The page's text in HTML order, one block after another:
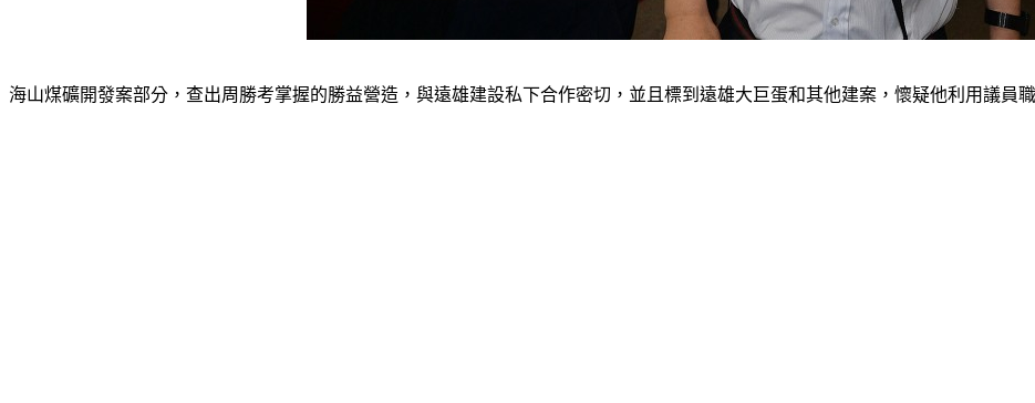
海山煤礦開發案部分，查出周勝考掌握的勝益營造，與遠雄建設私下合作密切，並且標到遠雄大巨蛋和其他建案，懷疑他利用議員